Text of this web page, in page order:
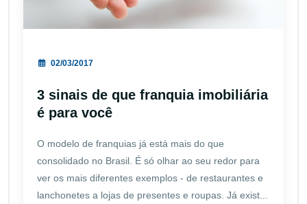
02/03/2017
3 sinais de que franquia imobiliária
é para você
O modelo de franquias já está mais do que
consolidado no Brasil. É só olhar ao seu redor para
ver os mais diferentes exemplos - de restaurantes e
lanchonetes a lojas de presentes e roupas. Já exist...